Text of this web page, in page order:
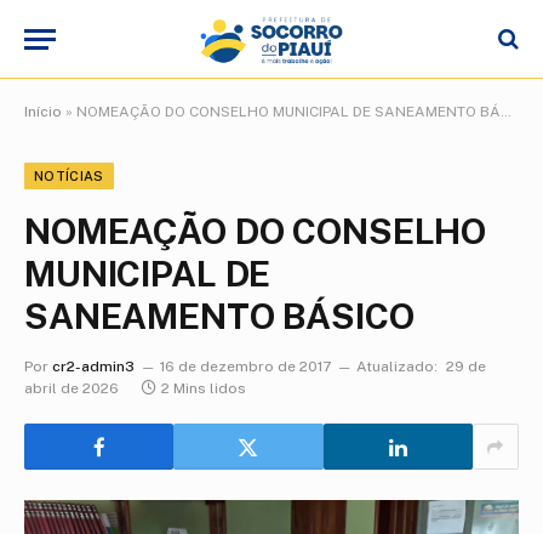
Início » NOMEAÇÃO DO CONSELHO MUNICIPAL DE SANEAMENTO BÁSICO
NOTÍCIAS
NOMEAÇÃO DO CONSELHO
MUNICIPAL DE
SANEAMENTO BÁSICO
Por cr2-admin3 16 de dezembro de 2017 Atualizado: 29 de
abril de 2026
2 Mins lidos